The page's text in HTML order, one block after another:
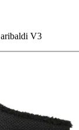
V3